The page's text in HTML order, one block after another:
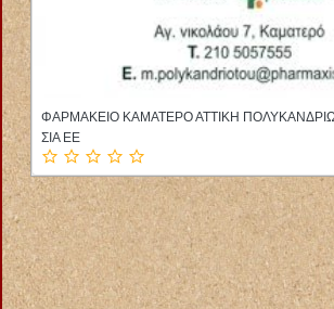
ΦΑΡΜΑΚΕΙΟ ΚΑΜΑΤΕΡΟ ΑΤΤΙΚΗ
ΣΙΑ ΕΕ